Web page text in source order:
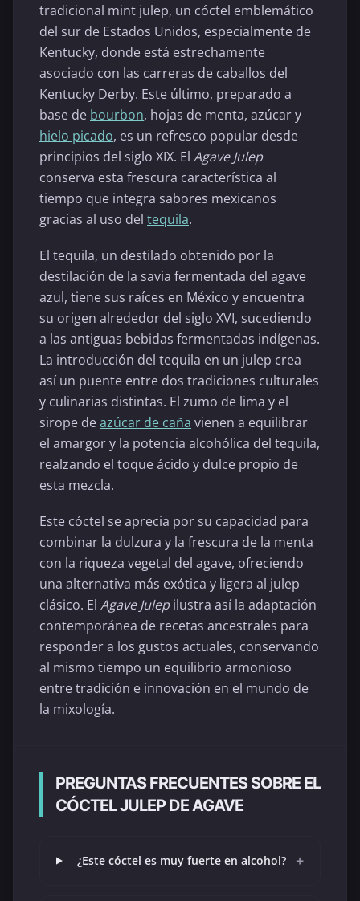
tradicional mint julep, un cóctel emblemático
del sur de Estados Unidos, especialmente de
Kentucky, donde está estrechamente
asociado con las carreras de caballos del
Kentucky Derby. Este último, preparado a
base de bourbon, hojas de menta, azúcar y
hielo picado, es un refresco popular desde
principios del siglo XIX. El Agave Julep
conserva esta frescura característica al
tiempo que integra sabores mexicanos
gracias al uso del tequila.
El tequila, un destilado obtenido por la
destilación de la savia fermentada del agave
azul, tiene sus raíces en México y encuentra
su origen alrededor del siglo XVI, sucediendo
a las antiguas bebidas fermentadas indígenas.
La introducción del tequila en un julep crea
así un puente entre dos tradiciones culturales
y culinarias distintas. El zumo de lima y el
sirope deazúcar de caña vienen a equilibrar
el amargor y la potencia alcohólica del tequila,
realzando el toque ácido y dulce propio de
esta mezcla.
Este cóctel se aprecia por su capacidad para
combinar la dulzura y la frescura de la menta
con la riqueza vegetal del agave, ofreciendo
una alternativa más exótica y ligera al julep
clásico. El Agave Julepilustra así la adaptación
contemporánea de recetas ancestrales para
responder a los gustos actuales, conservando
al mismo tiempo un equilibrio armonioso
entre tradición e innovación en el mundo de
la mixología.
PREGUNTAS FRECUENTES SOBRE EL
CÓCTEL JULEP DE AGAVE
¿Este cóctel es muy fuerte en alcohol? +